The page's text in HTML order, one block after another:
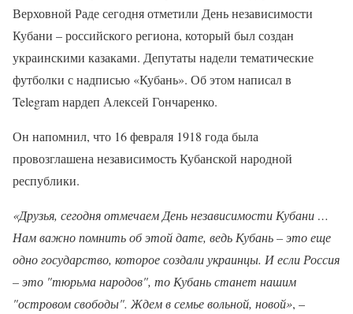
Верховной Раде сегодня отметили День независимости
Кубани – российского региона, который был создан
украинскими казаками. Депутаты надели тематические
футболки с надписью «Кубань». Об этом написал в
Telegram нардеп Алексей Гончаренко.
Он напомнил, что 16 февраля 1918 года была
провозглашена независимость Кубанской народной
республики.
«Друзья, сегодня отмечаем День независимости Кубани …
Нам важно помнить об этой дате, ведь Кубань – это еще
одно государство, которое создали украинцы. И если Россия
– это "тюрьма народов", то Кубань станет нашим
"островом свободы". Ждем в семье вольной, новой», –